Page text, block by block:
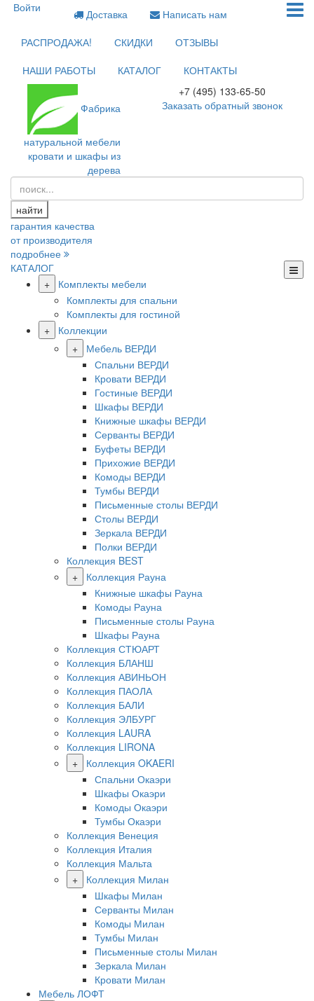
Войти Доставка
Написать нам
РАСПРОДАЖА!
СКИДКИ
ОТЗЫВЫ
НАШИ РАБОТЫ
КАТАЛОГ КОНТАКТЫ
Фабрика
натуральной мебели
кровати и шкафы из
дерева
+7 (495) 133-65-50
Заказать обратный звонок
найти
гарантия качества
от производителя
подробнее
КАТАЛОГ
+
Комплекты мебели
Комплекты для спальни
Комплекты для гостиной
+
Коллекции
+
Мебель ВЕРДИ
Спальни ВЕРДИ
Кровати ВЕРДИ
Гостиные ВЕРДИ
Шкафы ВЕРДИ
Книжные шкафы ВЕРДИ
Серванты ВЕРДИ
Буфеты ВЕРДИ
Прихожие ВЕРДИ
Комоды ВЕРДИ
Тумбы ВЕРДИ
Письменные столы ВЕРДИ
Столы ВЕРДИ
Зеркала ВЕРДИ
Полки ВЕРДИ
Коллекция BEST
+
Коллекция Рауна
Книжные шкафы Рауна
Комоды Рауна
Письменные столы Рауна
Шкафы Рауна
Коллекция СТЮАРТ
Коллекция БЛАНШ
Коллекция АВИНЬОН
Коллекция ПАОЛА
Коллекция БАЛИ
Коллекция ЭЛБУРГ
Коллекция LAURA
Коллекция LIRONA
+
Коллекция OKAERI
Спальни Окаэри
Шкафы Окаэри
Комоды Окаэри
Тумбы Окаэри
Коллекция Венеция
Коллекция Италия
Коллекция Мальта
+
Коллекция Милан
Шкафы Милан
Серванты Милан
Комоды Милан
Тумбы Милан
Письменные столы Милан
Зеркала Милан
Кровати Милан
Мебель ЛОФТ